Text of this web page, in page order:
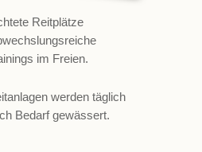
Reitplätze
im Freien.
werden täglich
Bedarf gewässert.